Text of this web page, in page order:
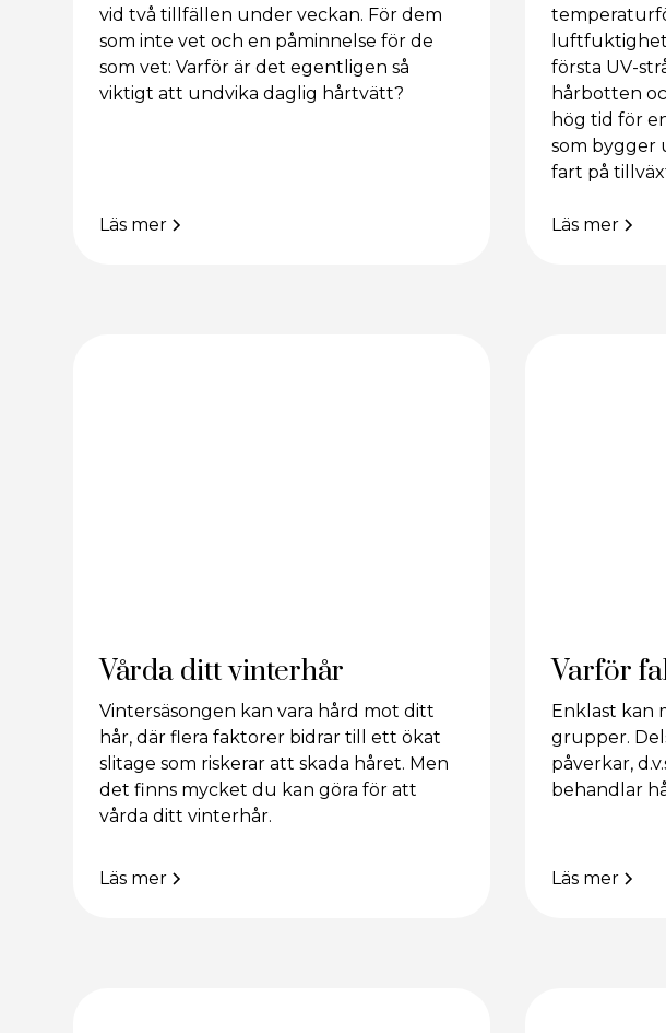
vid två tillfällen under veckan. För dem
som inte vet och en påminnelse för de
som vet: Varför är det egentligen så
viktigt att undvika daglig hårtvätt?
Läs mer
första UV-
hårbotten
hög tid för
som bygger
fart på
Läs mer
Vårda ditt vinterhår
Vintersäsongen kan vara hård mot ditt
hår, där flera faktorer bidrar till ett ökat
slitage som riskerar att skada håret. Men
det finns mycket du kan göra för att
vårda ditt vinterhår.
Läs mer
Varför
Enklast kan
grupper.
påverkar,
behandlar
Läs mer